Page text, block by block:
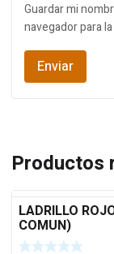
Guardar mi
navegador para
Productos
LADRILLO
COMUN)